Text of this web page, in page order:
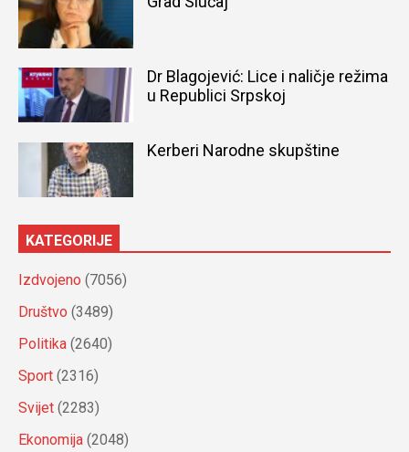
Dr Blagojević: Lice i naličje režima
u Republici Srpskoj
Kerberi Narodne skupštine
KATEGORIJE
Izdvojeno (7056)
Društvo (3489)
Politika (2640)
Sport (2316)
Svijet (2283)
Ekonomija (2048)